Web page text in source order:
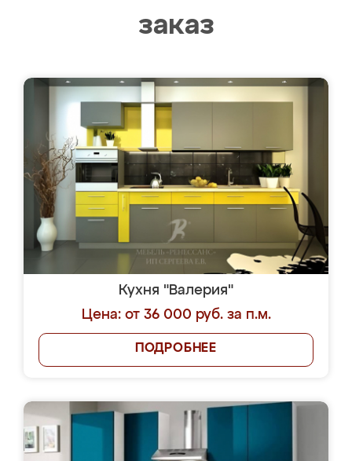
заказ
Кухня "Валерия"
Цена: от 36 000 руб. за п.м.
ПОДРОБНЕЕ